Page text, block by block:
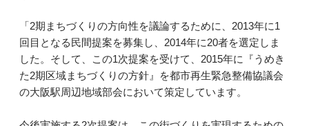
「2期まちづくりの方向性を議論するために、2013年に1
回目となる民間提案を募集し、2014年に20者を選定しま
した。そして、この1次提案を受けて、2015年に『うめき
た2期区域まちづくりの方針』を都市再生緊急整備協議会
の大阪駅周辺地域部会において策定しています。